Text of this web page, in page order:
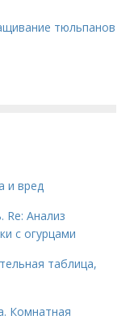
тюльпанов
и вред
Re: Анализ
с огурцами
таблица,
Комнатная